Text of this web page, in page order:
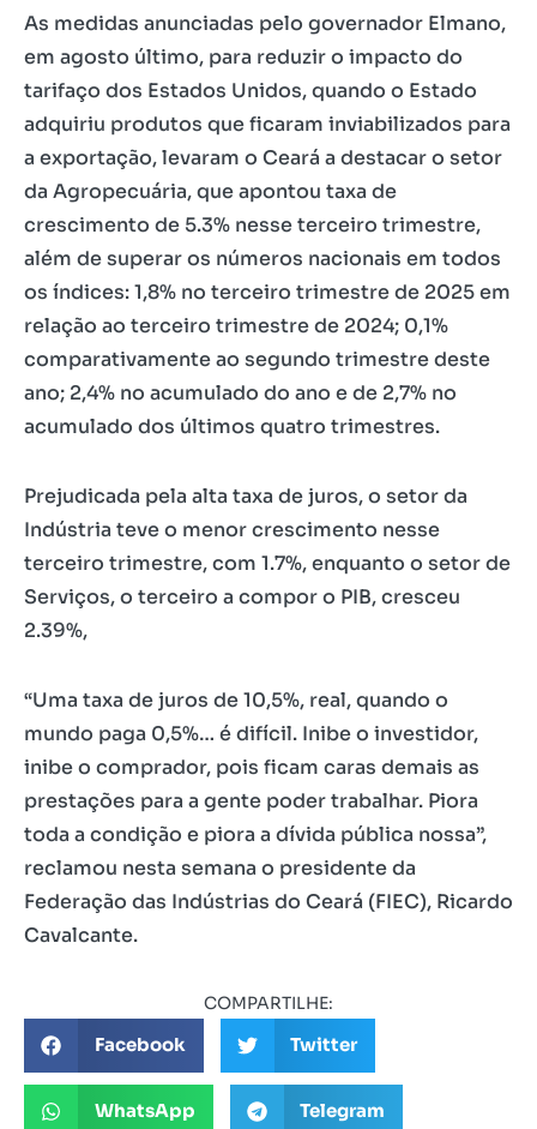
As medidas anunciadas pelo governador Elmano,
em agosto último, para reduzir o impacto do
tarifaço dos Estados Unidos, quando o Estado
adquiriu produtos que ficaram inviabilizados para
a exportação, levaram o Ceará a destacar o setor
da Agropecuária, que apontou taxa de
crescimento de 5.3% nesse terceiro trimestre,
além de superar os números nacionais em todos
os índices: 1,8% no terceiro trimestre de 2025 em
relação ao terceiro trimestre de 2024; 0,1%
comparativamente ao segundo trimestre deste
ano; 2,4% no acumulado do ano e de 2,7% no
acumulado dos últimos quatro trimestres.
Prejudicada pela alta taxa de juros, o setor da
Indústria teve o menor crescimento nesse
terceiro trimestre, com 1.7%, enquanto o setor de
Serviços, o terceiro a compor o PIB, cresceu
2.39%,
“Uma taxa de juros de 10,5%, real, quando o
mundo paga 0,5%… é difícil. Inibe o investidor,
inibe o comprador, pois ficam caras demais as
prestações para a gente poder trabalhar. Piora
toda a condição e piora a dívida pública nossa”,
reclamou nesta semana o presidente da
Federação das Indústrias do Ceará (FIEC), Ricardo
Cavalcante.
COMPARTILHE:
Facebook Twitter
WhatsApp Telegram